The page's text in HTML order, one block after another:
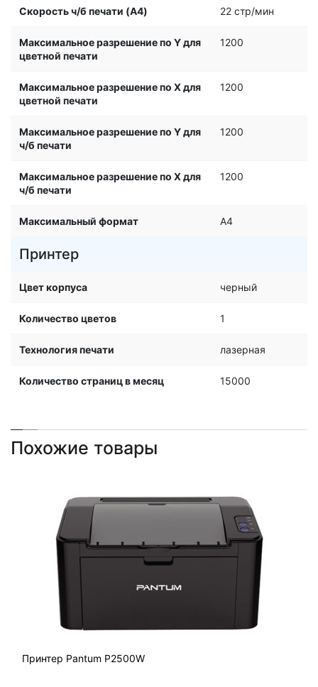
Скорость ч/б печати (A4) 22 стр/мин
Максимальное разрешение по Y для
цветной печати
1200
Максимальное разрешение по X для
цветной печати
1200
Максимальное разрешение по Y для
ч/б печати
1200
Максимальное разрешение по X для
ч/б печати
1200
Максимальный формат A4
Принтер
Цвет корпуса черный
Количество цветов 1
Технология печати лазерная
Количество страниц в месяц 15000
Похожие товары
Принтер Pantum P2500W